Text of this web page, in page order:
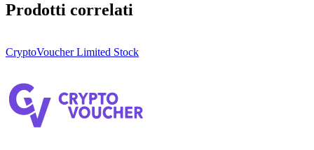
Prodotti correlati
CryptoVoucher Limited Stock